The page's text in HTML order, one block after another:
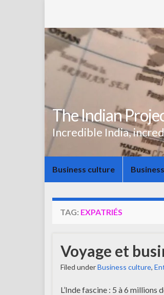
The Indian
Incredible India,
Business culture
TAG: EXPATRIÉS
Voyage et
Filed underBusiness culture,
L’Inde fascine : 5 à 6